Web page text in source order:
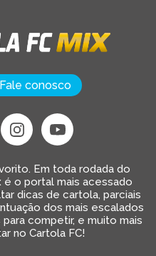
Fale conosco
Em toda rodada do
é o portal mais acessado
dicas de cartola, parciais
dos mais escalados
competir, e muito mais
no Cartola FC!